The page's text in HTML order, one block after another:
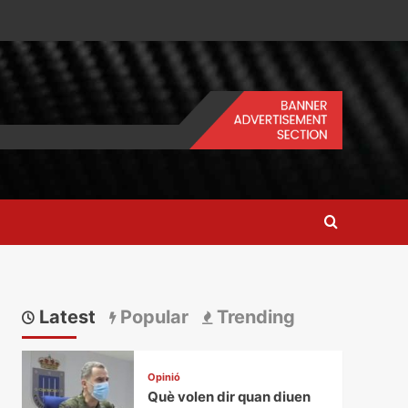
Latest Popular Trending
Opinió
Què volen dir quan diuen